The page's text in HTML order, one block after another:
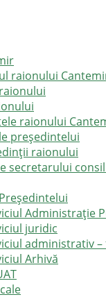
raionului
raionului
președintelui
raionului
secretarului
Administraţie
juridic
administrativ
Arhivă